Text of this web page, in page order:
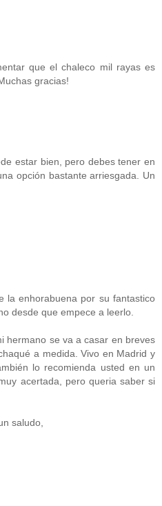
que el chaleco mil rayas es
gracias!
estar bien, pero debes tener en
opción bastante arriesgada. Un
la enhorabuena por su fantastico
desde que empece a leerlo.
hermano se va a casar en breves
a medida. Vivo en Madrid y
lo recomienda usted en un
acertada, pero queria saber si
saludo,